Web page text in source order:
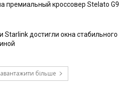
премиальный кроссовер Stelato G9
Starlink достигли окна стабильного
більше